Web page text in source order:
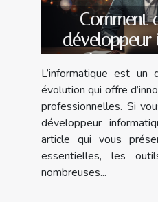
Comment
développeur
prospère :
et
L’informatique est un
évolution qui offre
professionnelles. Si
développeur
article qui vous
essentielles, les
nombreuses...